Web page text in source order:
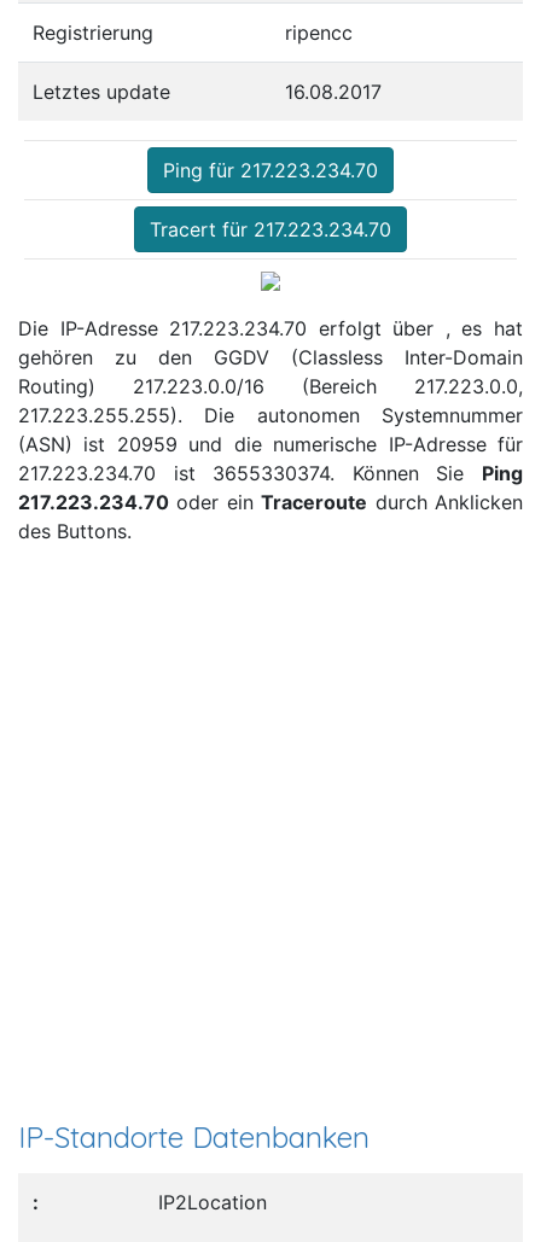
Registrierung ripencc
Letztes update 16.08.2017
Ping für 217.223.234.70
Tracert für 217.223.234.70
Die IP-Adresse 217.223.234.70 erfolgt über , es hat
gehören zu den GGDV (Classless Inter-Domain
Routing) 217.223.0.0/16 (Bereich 217.223.0.0,
217.223.255.255). Die autonomen Systemnummer
(ASN) ist 20959 und die numerische IP-Adresse für
217.223.234.70 ist 3655330374. Können Sie Ping
217.223.234.70 oder einTraceroute durch Anklicken
des Buttons.
IP-Standorte Datenbanken
IP2Location